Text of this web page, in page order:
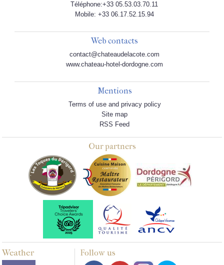
Téléphone:+33 05.53.03.70.11
Mobile: +33 06.17.52.15.94
Web contacts
contact@chateaudelacote.com
www.chateau-hotel-dordogne.com
Mentions
Terms of use and privacy policy
Site map
RSS Feed
Our partners
Weather Follow us